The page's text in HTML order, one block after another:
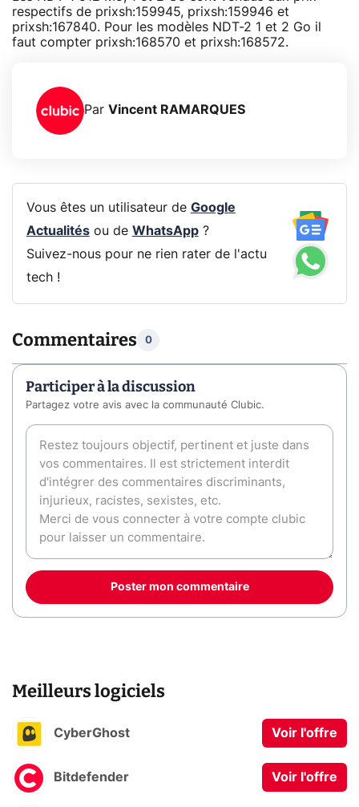
respectifs de prixsh:159945, prixsh:159946 et
prixsh:167840. Pour les modèles NDT-2 1 et 2 Go il
faut compter prixsh:168570 et prixsh:168572.
Par Vincent RAMARQUES
Vous êtes un utilisateur de Google
Actualitésou de WhatsApp?
Suivez-nous pour ne rien rater de l'actu
tech !
Commentaires 0
Participer à la discussion
Partagez votre avis avec la communauté Clubic.
Poster mon commentaire
Meilleurs logiciels
CyberGhost Voir l'offre
Bitdefender Voir l'offre